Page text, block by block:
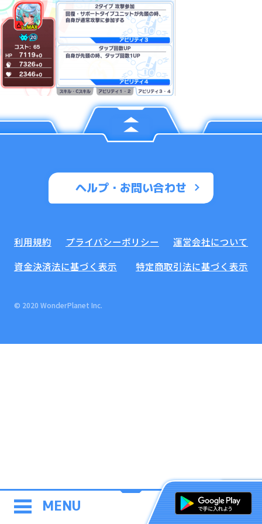
MENU
ヘルプ・お問い合わせ
利用規約 プライバシーポリシー
運営会社について
資金決済法に基づく表示
特定商取引法に基づく表示
© 2020 WonderPlanet Inc.